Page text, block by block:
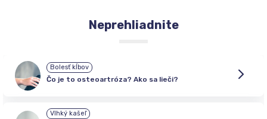
Neprehliadnite
Bolesť kĺbov
Čo je to osteoartróza? Ako sa lieči?
Vlhký kašeľ